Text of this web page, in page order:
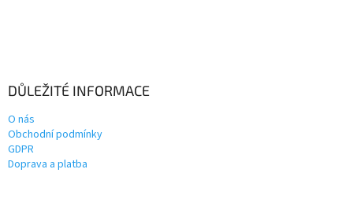
DŮLEŽITÉ INFORMACE
O nás
Obchodní podmínky
GDPR
Doprava a platba